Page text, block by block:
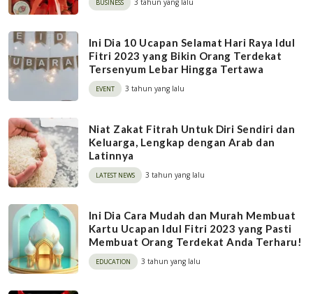
BUSINESS
Ini Dia 10 Ucapan Selamat Hari Raya Idul
Fitri 2023 yang Bikin Orang Terdekat
Tersenyum Lebar Hingga Tertawa
EVENT 3 tahun yang lalu
Niat Zakat Fitrah Untuk Diri Sendiri dan
Keluarga, Lengkap dengan Arab dan
Latinnya
LATEST NEWS 3 tahun yang lalu
Ini Dia Cara Mudah dan Murah Membuat
Kartu Ucapan Idul Fitri 2023 yang Pasti
Membuat Orang Terdekat Anda Terharu!
EDUCATION 3 tahun yang lalu